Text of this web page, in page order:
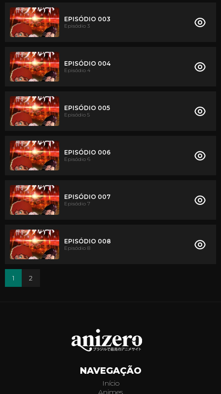
EPISÓDIO 003
Episódio 3
EPISÓDIO 004
Episódio 4
EPISÓDIO 005
Episódio 5
EPISÓDIO 006
Episódio 6
EPISÓDIO 007
Episódio 7
EPISÓDIO 008
Episódio 8
1 2
NAVEGAÇÃO
Início
Animes